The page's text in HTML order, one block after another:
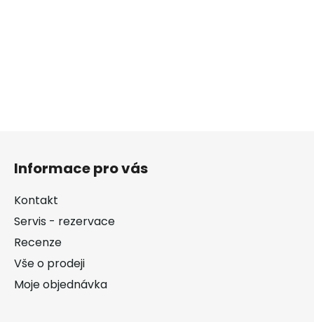
Informace pro vás
Kontakt
Servis - rezervace
Recenze
Vše o prodeji
Moje objednávka